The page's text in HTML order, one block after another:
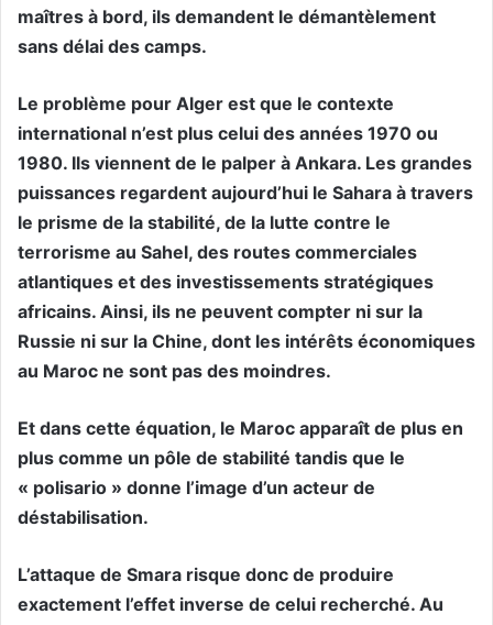
maîtres à bord, ils demandent le démantèlement
sans délai des camps.
Le problème pour Alger est que le contexte
international n’est plus celui des années 1970 ou
1980. Ils viennent de le palper à Ankara. Les grandes
puissances regardent aujourd’hui le Sahara à travers
le prisme de la stabilité, de la lutte contre le
terrorisme au Sahel, des routes commerciales
atlantiques et des investissements stratégiques
africains. Ainsi, ils ne peuvent compter ni sur la
Russie ni sur la Chine, dont les intérêts économiques
au Maroc ne sont pas des moindres.
Et dans cette équation, le Maroc apparaît de plus en
plus comme un pôle de stabilité tandis que le
« polisario » donne l’image d’un acteur de
déstabilisation.
L’attaque de Smara risque donc de produire
exactement l’effet inverse de celui recherché. Au